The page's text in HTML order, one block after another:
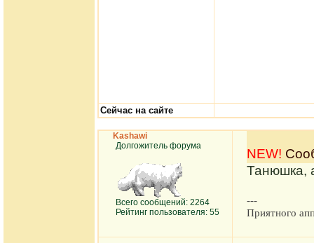
Сейчас на сайте
Kashawi
Долгожитель форума
Всего сообщений: 2264
Рейтинг пользователя: 55
NEW!
Танюшка,
---
Приятного